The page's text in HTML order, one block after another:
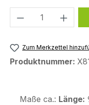
Produkt
Zum Merkzettel
Produktnummer:
Maße ca.: Länge: